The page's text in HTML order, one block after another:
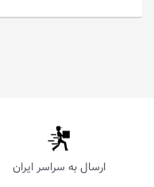
ارسال به سراسر ایران